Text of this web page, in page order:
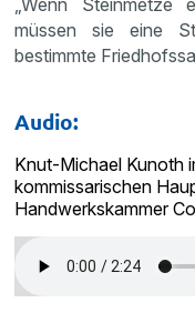
müssen sie eine
bestimmte
Audio:
Knut-Michael Kunoth
kommissarischen
Handwerkskammer